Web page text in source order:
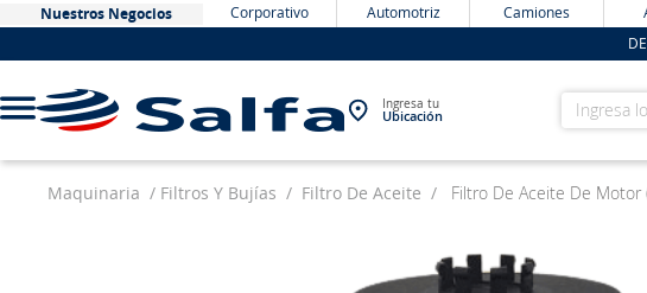
Nuestros Negocios Corporativo Automotriz Camiones
Ingresa tu
Ubicación
Ingresa
Maquinaria Filtros Y Bujías Filtro De Aceite Filtro De Aceite De Motor